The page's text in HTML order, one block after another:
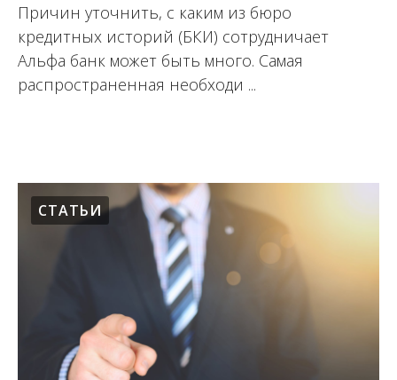
Причин уточнить, с каким из бюро
кредитных историй (БКИ) сотрудничает
Альфа банк может быть много. Самая
распространенная необходи ...
СТАТЬИ